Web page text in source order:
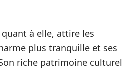
quant à elle, attire les
plus tranquille et ses
riche patrimoine culturel